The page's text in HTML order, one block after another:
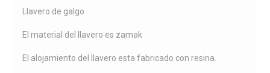
Llavero de galgo
El material del llavero es zamak
El alojamiento del llavero esta fabricado con resina.